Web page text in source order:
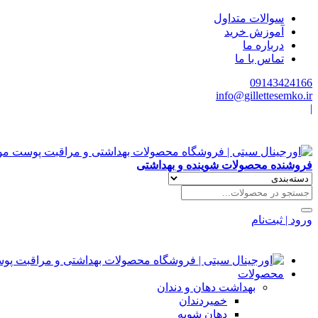
سوالات متداول
آموزش خرید
درباره ما
تماس با ما
09143424166
info@gillettesemko.ir
|
فروشنده محصولات شوینده و بهداشتی
ورود | ثبت‌نام
محصولات
بهداشت دهان و دندان
خمیردندان
دهان شویه